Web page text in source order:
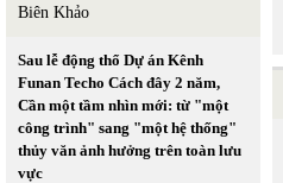
Biên Khảo
Sau lễ động thổ Dự án Kênh
Funan Techo Cách đây 2 năm,
Cần một tầm nhìn mới: từ "một
công trình" sang "một hệ thống"
thủy văn ảnh hưởng trên toàn lưu
vực